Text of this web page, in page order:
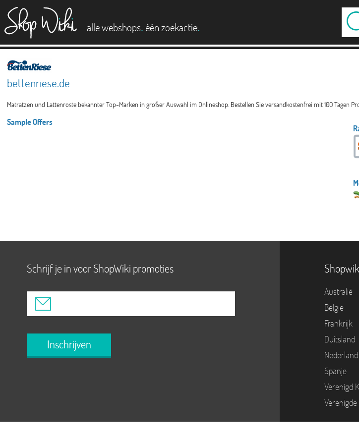
alle webshops. één zoekactie.
bettenriese.de
Matratzen und Lattenroste bekannter Top-Marken in großer Auswahl im Onlineshop. Bestellen Sie versandkostenfrei mit 100 Tagen
Sample Offers
Schrijf je in voor ShopWiki promoties
Inschrijven
Australië
België
Frankrijk
Duitsland
Nederland
Spanje
Verenigd